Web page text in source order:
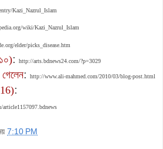
Kazi_Nazrul_Islam
wiki/Kazi_Nazrul_Islam
elder/picks_disease.htm
: http://arts.bdnews24.com/?p=3029
: http://www.ali-mahmed.com/2010/03/blog-post.html
:
article1157097.bdnews
7:10 PM